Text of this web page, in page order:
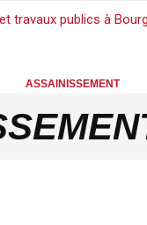
ASSAINISSEMENT